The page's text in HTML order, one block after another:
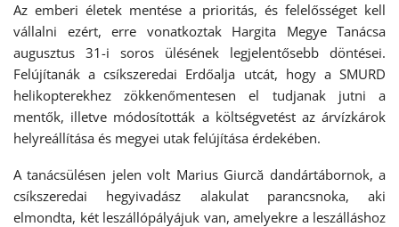
Az emberi életek mentése a prioritás, és felelősséget kell
vállalni ezért, erre vonatkoztak Hargita Megye Tanácsa
augusztus 31-i soros ülésének legjelentősebb döntései.
Felújítanák a csíkszeredai Erdőalja utcát, hogy a SMURD
helikopterekhez zökkenőmentesen el tudjanak jutni a
mentők, illetve módosították a költségvetést az árvízkárok
helyreállítása és megyei utak felújítása érdekében.
A tanácsülésen jelen volt Marius Giurcă dandártábornok, a
csíkszeredai hegyivadász alakulat parancsnoka, aki
elmondta, két leszállópályájuk van, amelyekre a leszálláshoz